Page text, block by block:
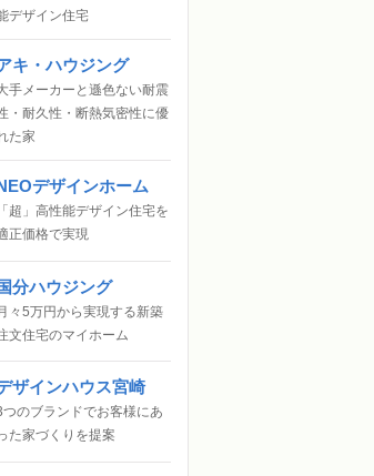
デザイン住宅
キ・ハウジング
手メーカーと遜色ない耐震
・耐久性・断熱気密性に優
た家
デザインホーム
「超」高性能デザイン住宅を
正価格で実現
分ハウジング
々5万円から実現する新築
文住宅のマイホーム
ザインハウス宮崎
つのブランドでお客様にあ
た家づくりを提案